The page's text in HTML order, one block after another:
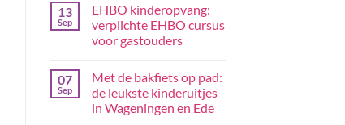
13
Sep
EHBO kinderopvang:
verplichte EHBO cursus
voor gastouders
07
Sep
Met de bakfiets op pad:
de leukste kinderuitjes
in Wageningen en Ede